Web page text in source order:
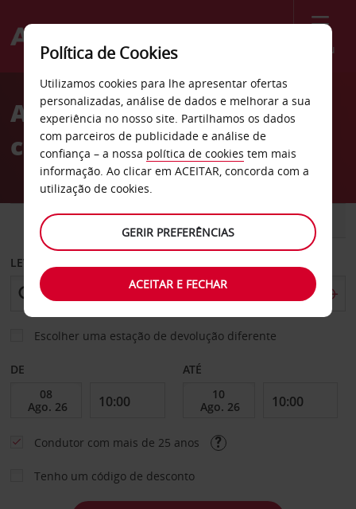
Menu
Welcome
AvisAluguer de
carros Giulianova
CARRO COMERCIAIS
LEVANTAR EM
Escolher uma estação de devolução diferente
DE ATÉ
Condutor com mais de 25 anos
Tenho um código de desconto
Política de Cookies
Utilizamos cookies para lhe apresentar ofertas
personalizadas, análise de dados e melhorar a sua
experiência no nosso site. Partilhamos os dados
com parceiros de publicidade e análise de
confiança – a nossa política de cookies tem mais
informação. Ao clicar em ACEITAR, concorda com a
utilização de cookies.
GERIR PREFERÊNCIAS
ACEITAR E FECHAR